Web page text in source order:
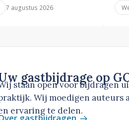
7 augustus 2026
gastbijdrage op
staan open voor bijdragen
Wij moedigen auteurs
ervaring te delen.